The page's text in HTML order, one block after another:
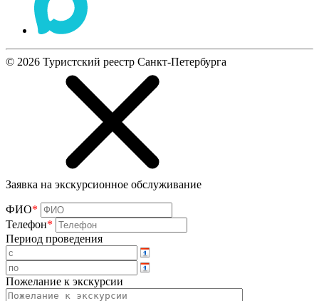
© 2026 Туристский реестр Санкт-Петербурга
Заявка на экскурсионное обслуживание
ФИО*
Телефон*
Период проведения
Пожелание к экскурсии